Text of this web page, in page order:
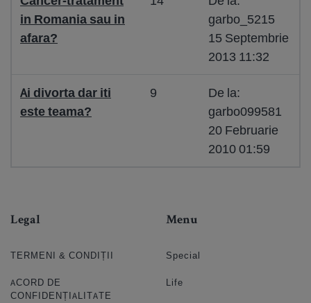
in Romania sau in
afara?
garbo_5215
15 Septembrie
2013 11:32
Ai divorta dar iti
este teama?
9
De la:
garbo099581
20 Februarie
2010 01:59
Legal
TERMENI & CONDIȚII
ACORD DE
CONFIDENȚIALITATE
Menu
Special
Life